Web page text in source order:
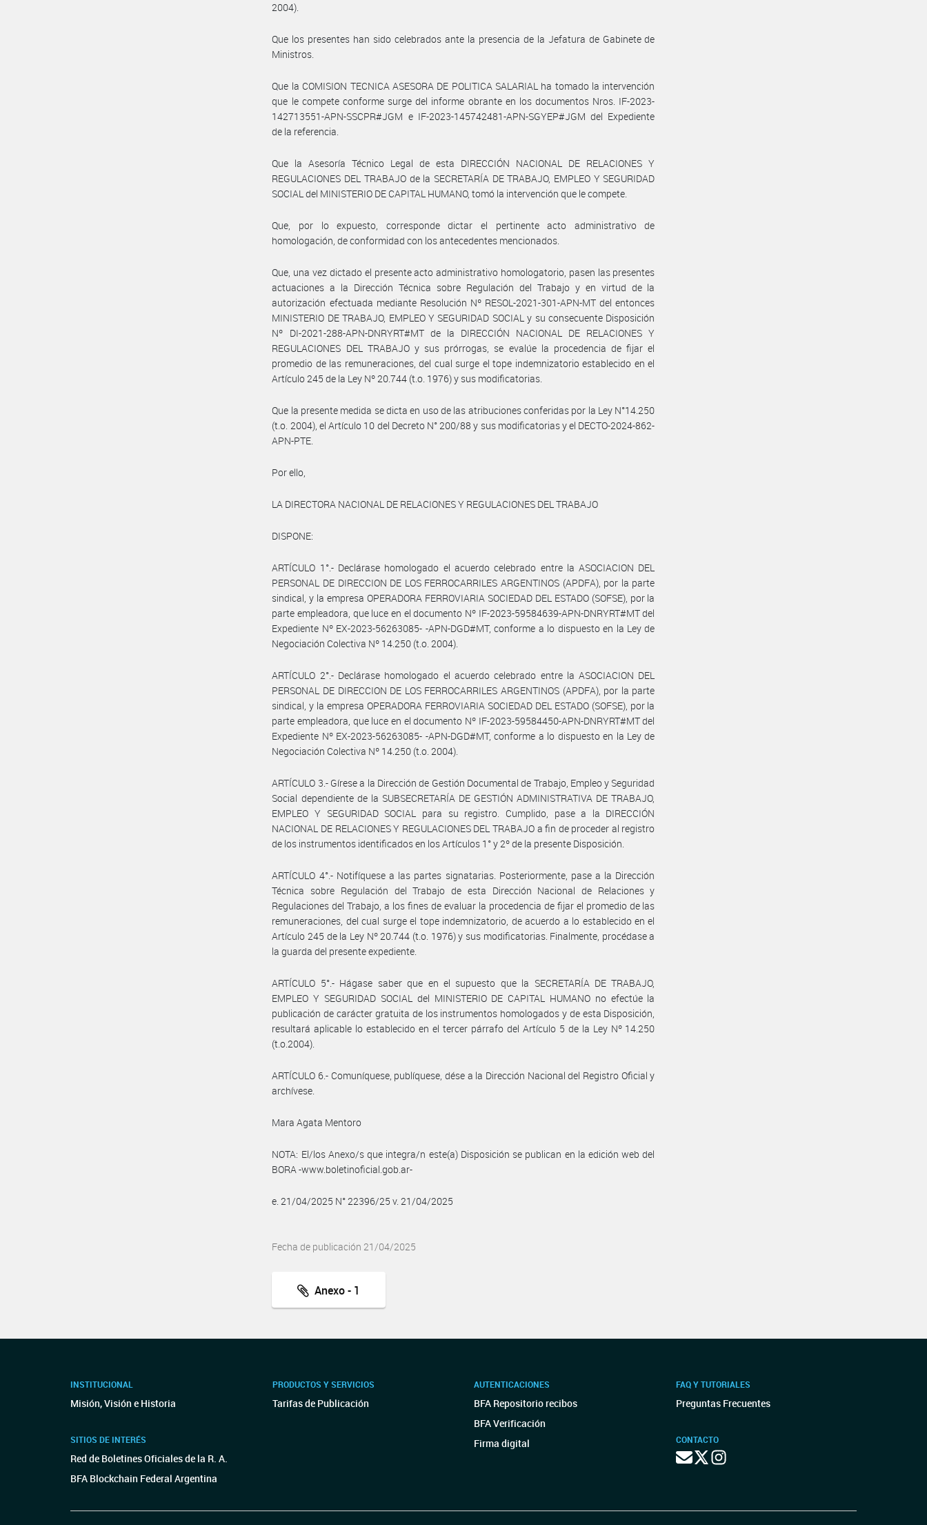
2004).
Que los presentes han sido celebrados ante la presencia de la Jefatura de Gabinete de
Ministros.
Que la COMISION TECNICA ASESORA DE POLITICA SALARIAL ha tomado la intervención
que le compete conforme surge del informe obrante en los documentos Nros. IF-2023-
142713551-APN-SSCPR#JGM e IF-2023-145742481-APN-SGYEP#JGM del Expediente
de la referencia.
Que la Asesoría Técnico Legal de esta DIRECCIÓN NACIONAL DE RELACIONES Y
REGULACIONES DEL TRABAJO de la SECRETARÍA DE TRABAJO, EMPLEO Y SEGURIDAD
SOCIAL del MINISTERIO DE CAPITAL HUMANO, tomó la intervención que le compete.
Que, por lo expuesto, corresponde dictar el pertinente acto administrativo de
homologación, de conformidad con los antecedentes mencionados.
Que, una vez dictado el presente acto administrativo homologatorio, pasen las presentes
actuaciones a la Dirección Técnica sobre Regulación del Trabajo y en virtud de la
autorización efectuada mediante Resolución Nº RESOL-2021-301-APN-MT del entonces
MINISTERIO DE TRABAJO, EMPLEO Y SEGURIDAD SOCIAL y su consecuente Disposición
Nº DI-2021-288-APN-DNRYRT#MT de la DIRECCIÓN NACIONAL DE RELACIONES Y
REGULACIONES DEL TRABAJO y sus prórrogas, se evalúe la procedencia de fijar el
promedio de las remuneraciones, del cual surge el tope indemnizatorio establecido en el
Artículo 245 de la Ley Nº 20.744 (t.o. 1976) y sus modificatorias.
Que la presente medida se dicta en uso de las atribuciones conferidas por la Ley N°14.250
(t.o. 2004), el Artículo 10 del Decreto N° 200/88 y sus modificatorias y el DECTO-2024-862-
APN-PTE.
Por ello,
LA DIRECTORA NACIONAL DE RELACIONES Y REGULACIONES DEL TRABAJO
DISPONE:
ARTÍCULO 1°.- Declárase homologado el acuerdo celebrado entre la ASOCIACION DEL
PERSONAL DE DIRECCION DE LOS FERROCARRILES ARGENTINOS (APDFA), por la parte
sindical, y la empresa OPERADORA FERROVIARIA SOCIEDAD DEL ESTADO (SOFSE), por la
parte empleadora, que luce en el documento Nº IF-2023-59584639-APN-DNRYRT#MT del
Expediente Nº EX-2023-56263085- -APN-DGD#MT, conforme a lo dispuesto en la Ley de
Negociación Colectiva Nº 14.250 (t.o. 2004).
ARTÍCULO 2°.- Declárase homologado el acuerdo celebrado entre la ASOCIACION DEL
PERSONAL DE DIRECCION DE LOS FERROCARRILES ARGENTINOS (APDFA), por la parte
sindical, y la empresa OPERADORA FERROVIARIA SOCIEDAD DEL ESTADO (SOFSE), por la
parte empleadora, que luce en el documento Nº IF-2023-59584450-APN-DNRYRT#MT del
Expediente Nº EX-2023-56263085- -APN-DGD#MT, conforme a lo dispuesto en la Ley de
Negociación Colectiva Nº 14.250 (t.o. 2004).
ARTÍCULO 3.- Gírese a la Dirección de Gestión Documental de Trabajo, Empleo y Seguridad
Social dependiente de la SUBSECRETARÍA DE GESTIÓN ADMINISTRATIVA DE TRABAJO,
EMPLEO Y SEGURIDAD SOCIAL para su registro. Cumplido, pase a la DIRECCIÓN
NACIONAL DE RELACIONES Y REGULACIONES DEL TRABAJO a fin de proceder al registro
de los instrumentos identificados en los Artículos 1° y 2º de la presente Disposición.
ARTÍCULO 4°.- Notifíquese a las partes signatarias. Posteriormente, pase a la Dirección
Técnica sobre Regulación del Trabajo de esta Dirección Nacional de Relaciones y
Regulaciones del Trabajo, a los fines de evaluar la procedencia de fijar el promedio de las
remuneraciones, del cual surge el tope indemnizatorio, de acuerdo a lo establecido en el
Artículo 245 de la Ley Nº 20.744 (t.o. 1976) y sus modificatorias. Finalmente, procédase a
la guarda del presente expediente.
ARTÍCULO 5°.- Hágase saber que en el supuesto que la SECRETARÍA DE TRABAJO,
EMPLEO Y SEGURIDAD SOCIAL del MINISTERIO DE CAPITAL HUMANO no efectúe la
publicación de carácter gratuita de los instrumentos homologados y de esta Disposición,
resultará aplicable lo establecido en el tercer párrafo del Artículo 5 de la Ley Nº 14.250
(t.o.2004).
ARTÍCULO 6.- Comuníquese, publíquese, dése a la Dirección Nacional del Registro Oficial y
archívese.
Mara Agata Mentoro
NOTA: El/los Anexo/s que integra/n este(a) Disposición se publican en la edición web del
BORA -www.boletinoficial.gob.ar-
e. 21/04/2025 N° 22396/25 v. 21/04/2025
Fecha de publicación 21/04/2025
Anexo - 1
INSTITUCIONAL
Misión, Visión e Historia
SITIOS DE INTERÉS
Red de Boletines Oficiales de la R. A.
BFA Blockchain Federal Argentina
PRODUCTOS Y SERVICIOS
Tarifas de Publicación
AUTENTICACIONES
BFA Repositorio recibos
BFA Verificación
Firma digital
FAQ Y TUTORIALES
Preguntas Frecuentes
CONTACTO